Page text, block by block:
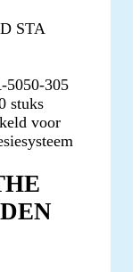
STA
5050-305
stuks
voor